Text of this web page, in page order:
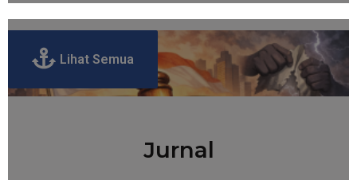
Lihat Semua
Jurnal